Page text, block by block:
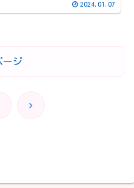
2024.01.07
ージ
次